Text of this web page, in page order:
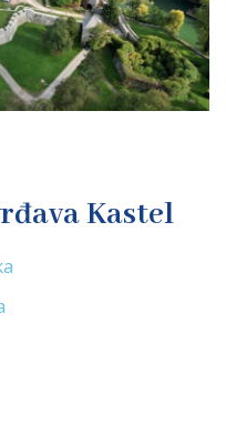
Kastel